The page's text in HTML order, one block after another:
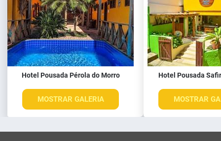
Hotel Pousada Pérola do Morro
MOSTRAR GALERIA
Hotel Pousada
MOSTRAR